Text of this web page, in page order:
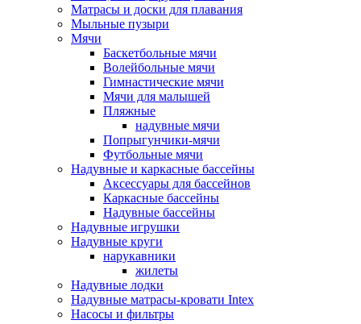
Матрасы и доски для плавания
Мыльные пузыри
Мячи
Баскетбольные мячи
Волейбольные мячи
Гимнастические мячи
Мячи для малышей
Пляжные
надувные мячи
Попрыгунчики-мячи
Футбольные мячи
Надувные и каркасные бассейны
Аксессуары для бассейнов
Каркасные бассейны
Надувные бассейны
Надувные игрушки
Надувные круги
нарукавники
жилеты
Надувные лодки
Надувные матрасы-кровати Intex
Насосы и фильтры